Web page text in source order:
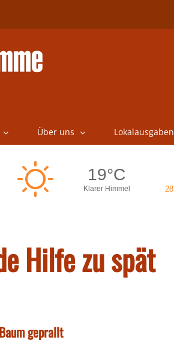
Über uns Lokalausgaben
Hilfe zu spät
geprallt